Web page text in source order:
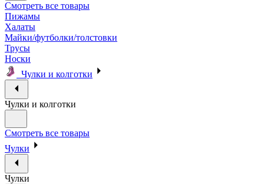
Смотреть все товары
Пижамы
Халаты
Майки/футболки/толстовки
Трусы
Носки
Чулки и колготки
Чулки и колготки
Смотреть все товары
Чулки
Чулки